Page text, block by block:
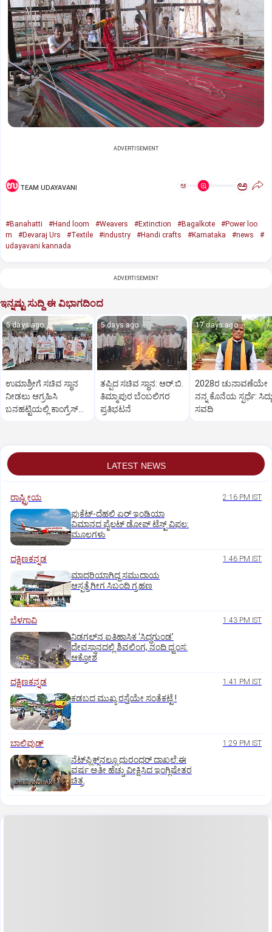
ADVERTISEMENT
TEAM UDAYAVANI ಅ ಅ
#Banahatti #Hand loom #Weavers #Extinction #Bagalkote
#Power loo
m
#Devaraj Urs #Textile #industry #Handi crafts #Karnataka #news
#
udayavani kannada
ADVERTISEMENT
ಇನ್ನಷ್ಟು ಸುದ್ದಿ ಈ ವಿಭಾಗದಿಂದ
5 days ago
ಉಮಾಶ್ರೀಗೆ ಸಚಿವ ಸ್ಥಾನ
ನೀಡಲು ಆಗ್ರಹಿಸಿ
ಬನಹಟ್ಟಿಯಲ್ಲಿ ಕಾಂಗ್ರೆಸ್
5 days ago
ತಪ್ಪಿದ ಸಚಿವ ಸ್ಥಾನ: ಆರ್.ಬಿ.
ತಿಮ್ಮಾಪುರ ಬೆಂಬಲಿಗರ
ಪ್ರತಿಭಟನೆ
17 days ago
2028ರ ಚುನಾವಣೆಯೇ
ನನ್ನ ಕೊನೆಯ ಸ್ಪರ್ಧೆ:
ಸವದಿ
LATEST NEWS
ರಾಷ್ಟ್ರೀಯ 2:16 PM IST
ಫುಕೆಟ್‌-ದೆಹಲಿ ಏರ್‌ ಇಂಡಿಯಾ
ವಿಮಾನದ ಪೈಲಟ್‌ ಡೋಪ್‌ ಟೆಸ್ಟ್‌ ವಿಫಲ:
ಮೂಲಗಳು
ದಕ್ಷಿಣಕನ್ನಡ 1:46 PM IST
ಮಾದರಿಯಾಗಿದ್ದ ಸಮುದಾಯ
ಆಸ್ಪತ್ರೆಗೀಗ ಸಿಬಂದಿ ಗ್ರಹಣ
ಬೆಳಗಾವಿ 1:43 PM IST
ನಿಡಗಲ್‌ನ ಐತಿಹಾಸಿಕ ‘ಸಿದ್ಧಗುಂಡ’
ದೇವಸ್ಥಾನದಲ್ಲಿ ಶಿವಲಿಂಗ, ನಂದಿ ಧ್ವಂಸ:
ಆಕ್ರೋಶ
ದಕ್ಷಿಣಕನ್ನಡ 1:41 PM IST
ಕಡಬದ ಮುಖ್ಯ ರಸ್ತೆಯೇ ಸಂತೆಕಟ್ಟೆ !
ಬಾಲಿವುಡ್‌ 1:29 PM IST
ನೆಟ್‌ಫ್ಲಿಕ್ಸ್‌ನಲ್ಲೂ ಧುರಂಧರ್‌ ದಾಖಲೆ:ಈ
ವರ್ಷ ಅತೀ ಹೆಚ್ಚು ವೀಕ್ಷಿಸಿದ ಇಂಗ್ಲಿಷೇತರ
ಚಿತ್ರ